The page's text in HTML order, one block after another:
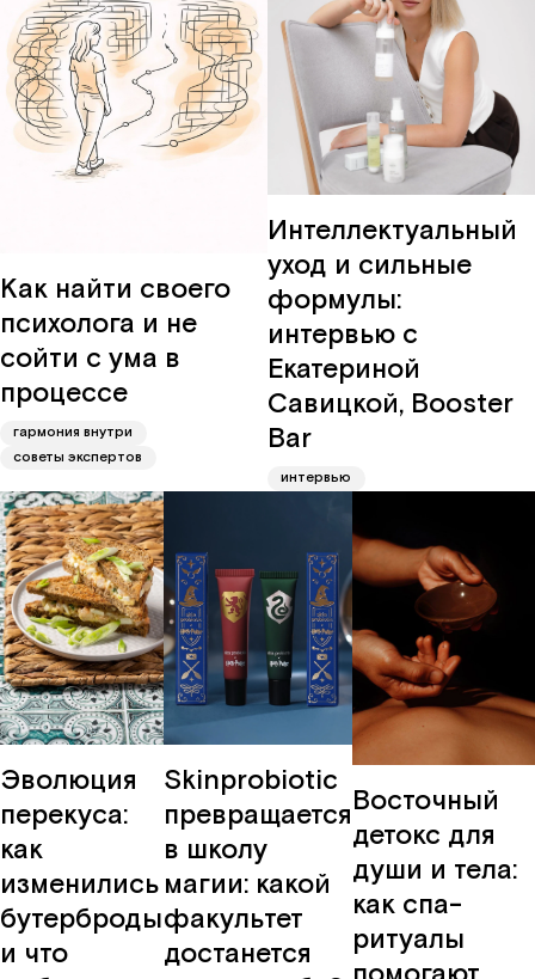
Как найти своего
психолога и не
сойти с ума в
процессе
гармония внутри
советы экспертов
Интеллектуальный
уход и сильные
формулы:
интервью с
Екатериной
Савицкой, Booster
Bar
интервью
Эволюция
перекуса:
как
изменились
бутерброды
и что
Skinprobiotic
превращается
в школу
магии: какой
факультет
достанется
Восточный
детокс для
души и тела:
как спа-
ритуалы